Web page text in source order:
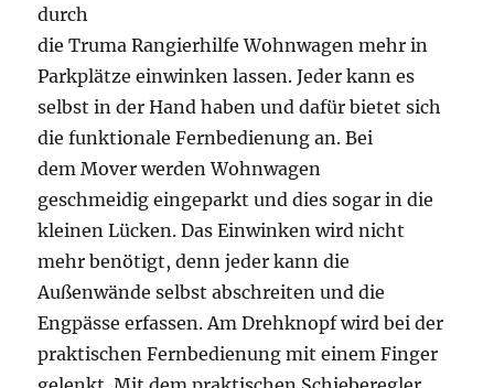
durch
die Truma Rangierhilfe Wohnwagen mehr in
Parkplätze einwinken lassen. Jeder kann es
selbst in der Hand haben und dafür bietet sich
die funktionale Fernbedienung an. Bei
dem Mover werden Wohnwagen
geschmeidig eingeparkt und dies sogar in die
kleinen Lücken. Das Einwinken wird nicht
mehr benötigt, denn jeder kann die
Außenwände selbst abschreiten und die
Engpässe erfassen. Am Drehknopf wird bei der
praktischen Fernbedienung mit einem Finger